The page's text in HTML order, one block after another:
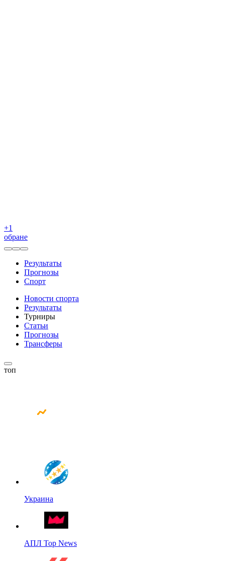
+1
обране
Результаты
Прогнозы
Спорт
Новости спорта
Результаты
Турниры
Статьи
Прогнозы
Трансферы
топ
Украина
АПЛ Top News